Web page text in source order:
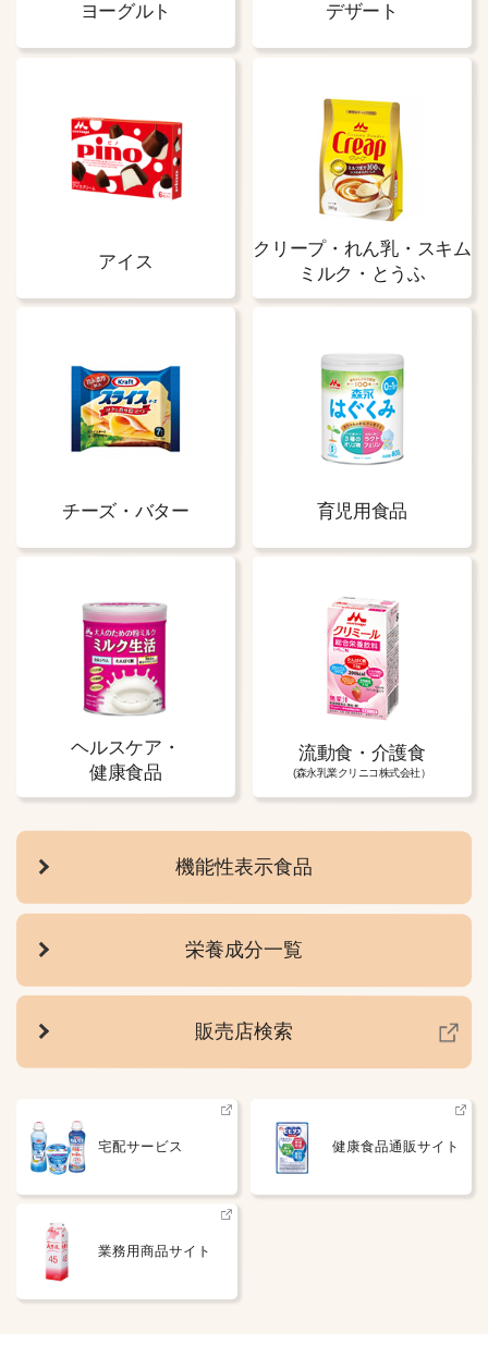
ヨーグルト デザート
アイス
クリープ・れん乳・ スキム
ミルク・とうふ
チーズ・バター 育児用食品
ヘルスケア・
健康食品
流動食・介護食
(森永乳業クリニコ株式会社）
機能性表示食品
栄養成分一覧
販売店検索
宅配サービス 健康食品通販サイト
業務用商品サイト